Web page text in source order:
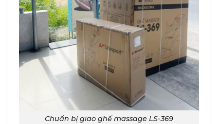
Chuẩn bị giao ghế massage LS-369